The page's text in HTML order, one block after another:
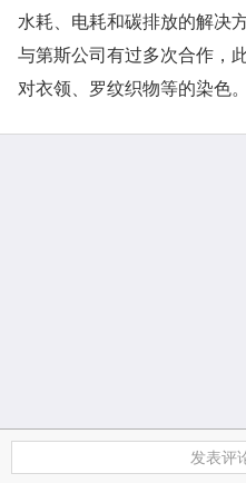
水耗、电耗和碳排放的解决
与第斯公司有过多次合作，
对衣领、罗纹织物等的染色
发表评